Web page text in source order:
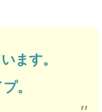
ます。
。